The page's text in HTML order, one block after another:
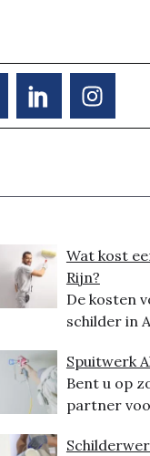
Wat kost
Rijn?
De kosten
schilder in
Spuitwerk
Bent u op
partner